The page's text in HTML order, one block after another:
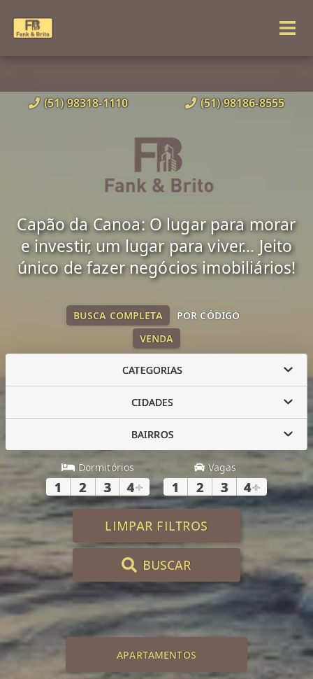
(51) 98318-1110 (51) 98186-8555
Capão da Canoa: O lugar para morar
e investir, um lugar para viver... Jeito
único de fazer negócios imobiliários!
VENDA
BUSCA COMPLETA POR CÓDIGO
CATEGORIAS
CIDADES
BAIRROS
Dormitórios
1 2 3 4+
Vagas
1 2 3 4+
LIMPAR FILTROS
BUSCAR
APARTAMENTOS